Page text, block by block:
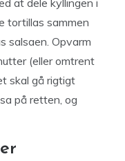
at dele kyllingen i
tortillas sammen
salsaen. Opvarm
(eller omtrent
skal gå rigtigt
på retten, og